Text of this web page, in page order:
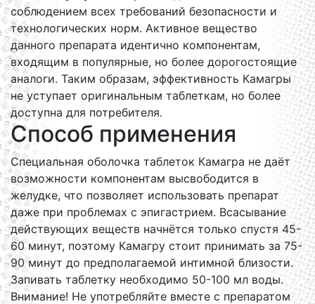
соблюдением всех требований безопасности и
технологических норм. Активное вещество
данного препарата идентично компонентам,
входящим в популярные, но более дорогостоящие
аналоги. Таким образам, эффективность Камагры
не уступает оригинальным таблеткам, но более
доступна для потребителя.
Способ применения
Специальная оболочка таблеток Камагра не даёт
возможности компонентам высвободится в
желудке, что позволяет использовать препарат
даже при проблемах с эпигастрием. Всасывание
действующих веществ начнётся только спустя 45-
60 минут, поэтому Камагру стоит принимать за 75-
90 минут до предполагаемой интимной близости.
Запивать таблетку необходимо 50-100 мл воды.
Внимание! Не употребляйте вместе с препаратом